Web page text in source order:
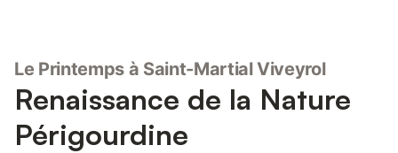
Le Printemps à Saint-Martial Viveyrol
Renaissance de la Nature
Périgourdine